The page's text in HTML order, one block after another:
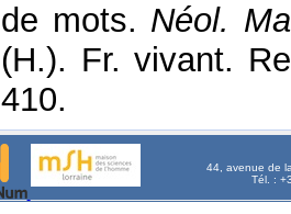
de mots. Néol.
(H.). Fr. vivant.
410.
44, avenue de
Tél. :